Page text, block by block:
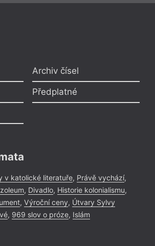
Archiv čísel
Předplatné
v katolické literatuře, Právě vychází,
, Divadlo, Historie kolonialismu,
, Výroční ceny, Útvary Sylvy
, 969 slov o próze, Islám